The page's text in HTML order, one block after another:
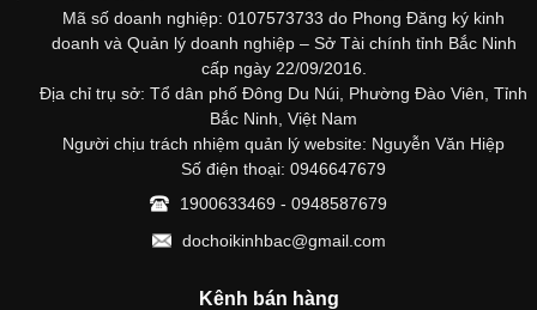
Mã số doanh nghiệp: 0107573733 do Phong Đăng ký kinh
doanh và Quản lý doanh nghiệp – Sở Tài chính tỉnh Bắc Ninh
cấp ngày 22/09/2016.
Địa chỉ trụ sở: Tổ dân phố Đông Du Núi, Phường Đào Viên, Tỉnh
Bắc Ninh, Việt Nam
Người chịu trách nhiệm quản lý website: Nguyễn Văn Hiệp
Số điện thoại: 0946647679
1900633469 - 0948587679
dochoikinhbac@gmail.com
Kênh bán hàng